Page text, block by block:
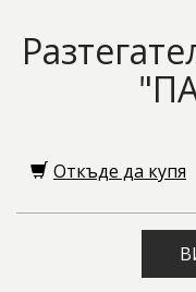
Откъде да купя